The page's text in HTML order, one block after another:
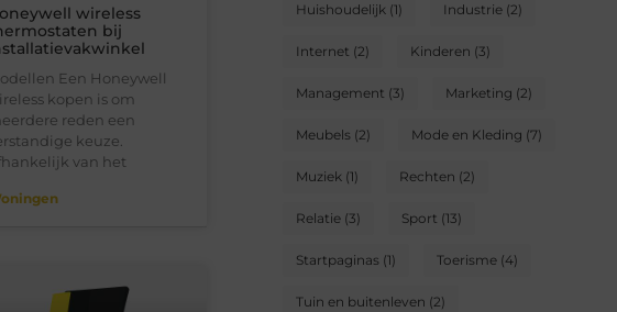
wireless
bij
Een Honeywell
kopen is om
reden een
keuze.
van het
Huishoudelijk (1) Industrie (2)
Internet (2) Kinderen (3)
Management (3) Marketing (2)
Meubels (2) Mode en Kleding (7)
Muziek (1) Rechten (2)
Relatie (3) Sport (13)
Startpaginas (1) Toerisme (4)
Tuin en buitenleven (2)